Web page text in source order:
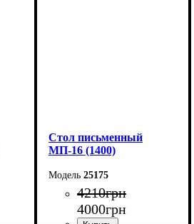
Cтол письменный
МП-16 (1400)
25175
4210грн
4000грн